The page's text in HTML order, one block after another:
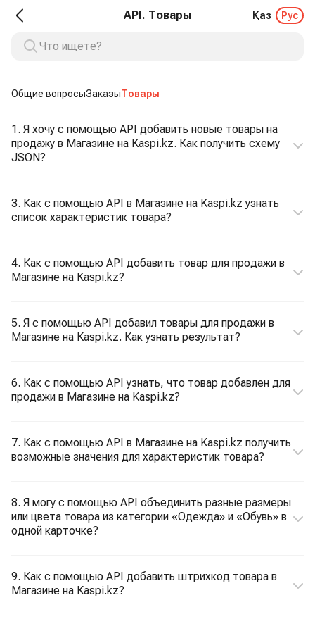
API. Товары Қаз Рус
Общие вопросыЗаказыТовары
1. Я хочу с помощью API добавить новые товары на
продажу в Магазине на Kaspi.kz. Как получить схему
JSON?
3. Как с помощью API в Магазине на Kaspi.kz узнать
список характеристик товара?
4. Как с помощью API добавить товар для продажи в
Магазине на Kaspi.kz?
5. Я с помощью API добавил товары для продажи в
Магазине на Kaspi.kz. Как узнать результат?
6. Как с помощью API узнать, что товар добавлен для
продажи в Магазине на Kaspi.kz?
7. Как с помощью API в Магазине на Kaspi.kz получить
возможные значения для характеристик товара?
8. Я могу с помощью API объединить разные размеры
или цвета товара из категории «Одежда» и «Обувь» в
одной карточке?
9. Как с помощью API добавить штрихкод товара в
Магазине на Kaspi.kz?